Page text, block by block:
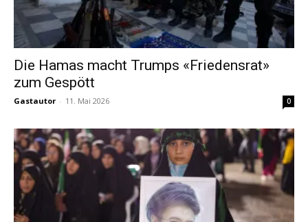
Die Hamas macht Trumps «Friedensrat»
zum Gespött
Gastautor - 11. Mai 2026 0